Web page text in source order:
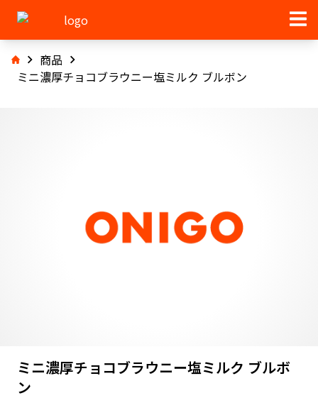
商品
ミニ濃厚チョコブラウニー塩ミルク ブルボン
ミニ濃厚チョコブラウニー塩ミルク ブルボ
ン